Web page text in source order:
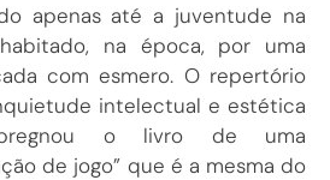
apenas até a juventude na
na época, por uma
com esmero. O repertório
intelectual e estética
o livro de uma
de jogo” que é a mesma do